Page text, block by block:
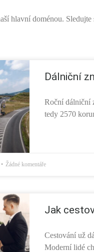
hlavní doménou.
Dálniční
Roční dálniční
tedy 2570
Žádné komentáře
Jak
Cestování už
Moderní lidé